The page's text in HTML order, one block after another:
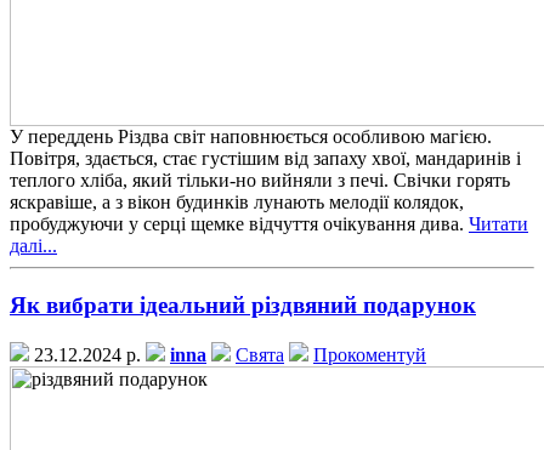
У переддень Різдва світ наповнюється особливою магією.
Повітря, здається, стає густішим від запаху хвої, мандаринів і
теплого хліба, який тільки-но вийняли з печі. Свічки горять
яскравіше, а з вікон будинків лунають мелодії колядок,
пробуджуючи у серці щемке відчуття очікування дива. Читати
далі...
Як вибрати ідеальний різдвяний подарунок
23.12.2024 р. inna Свята Прокоментуй